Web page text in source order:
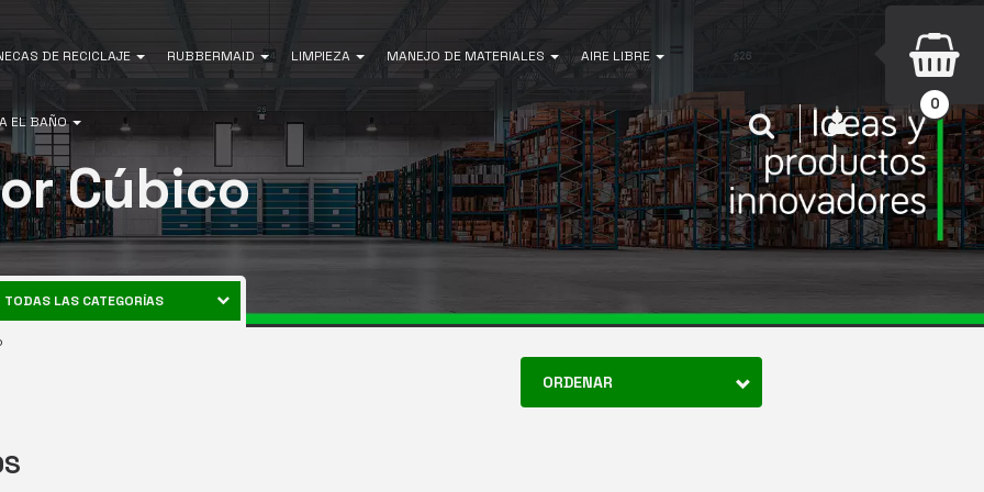
DE RECICLAJE RUBBERMAID LIMPIEZA MANEJO DE MATERIALES AIRE LIBRE
EL BAÑO INICIAR SESIÓN
Buscar
0
Cúbico
TODAS LAS CATEGORÍAS
MANEJO DE MATERIALES
ORDENAR